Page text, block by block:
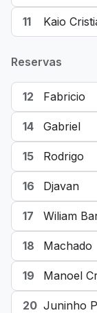
11 Kaio
Reservas
12 Fabricio
14 Gabriel
15 Rodrigo
16 Djavan
17 Wiliam
18 Machado
19 Manoel
20 Juninho